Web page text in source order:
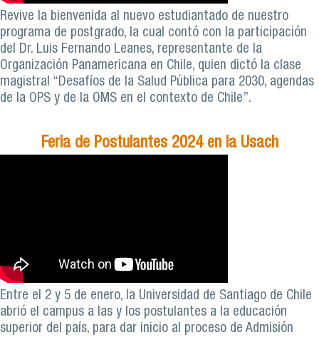
Revive la bienvenida al nuevo estudiantado de nuestro
programa de postgrado, la cual contó con la participación
del Dr. Luis Fernando Leanes, representante de la
Organización Panamericana en Chile, quien dictó la clase
magistral “Desafíos de la Salud Pública para 2030, agendas
de la OPS y de la OMS en el contexto de Chile”.
Feria de Postulantes 2024 en la Usach
Entre el 2 y 5 de enero, la Universidad de Santiago de Chile
abrió el campus a las y los postulantes a la educación
superior del país, para dar inicio al proceso de Admisión